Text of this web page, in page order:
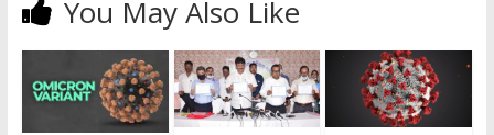
You May Also Like